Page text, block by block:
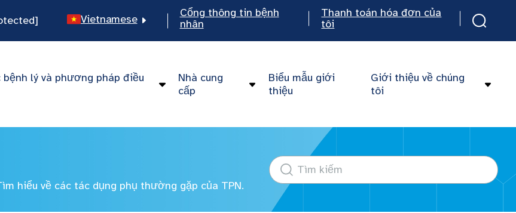
Vietnamese
Chinese
Cổng thông tin bệnh
nhân
Thanh toán hóa đơn của
tôi
bệnh lý và phương pháp điều
Nhà cung
cấp
Biểu mẫu giới
thiệu
Giới thiệu về chúng
tôi
hiểu về các tác dụng phụ thường gặp của TPN.